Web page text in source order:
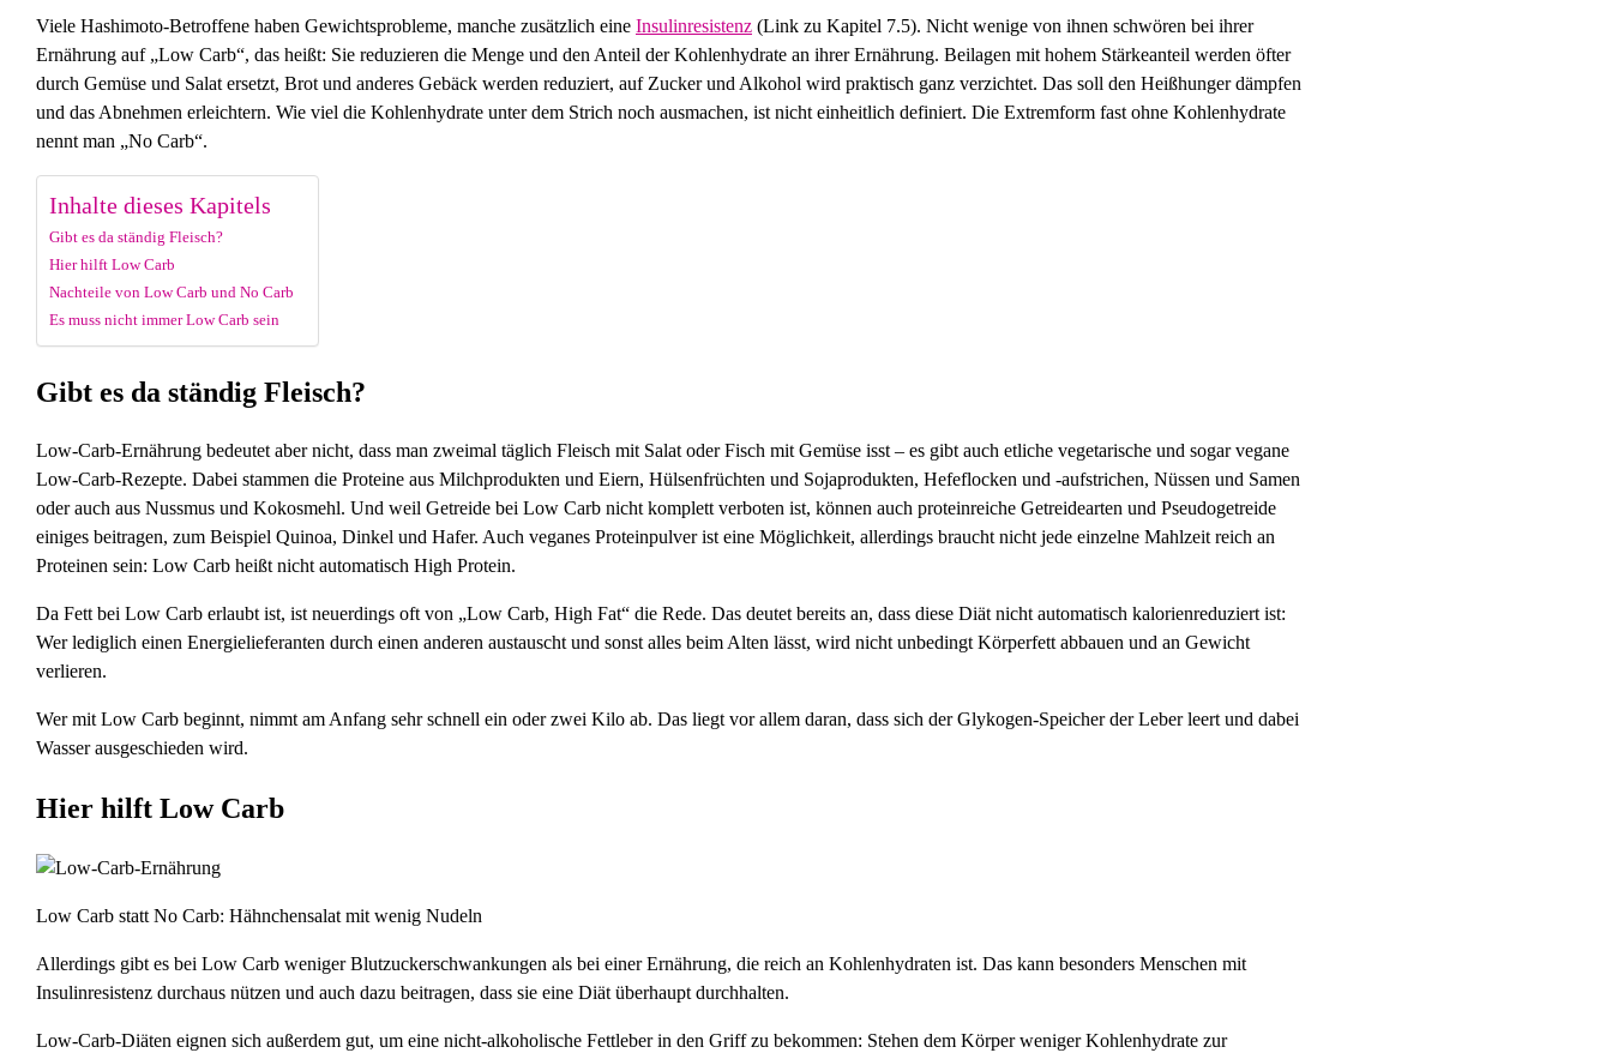
Viele Hashimoto-Betroffene haben Gewichtsprobleme, manche zusätzlich eine Insulinresistenz (Link zu Kapitel 7.5). Nicht wenige von ihnen schwören bei ihrer
Ernährung auf „Low Carb“, das heißt: Sie reduzieren die Menge und den Anteil der Kohlenhydrate an ihrer Ernährung. Beilagen mit hohem Stärkeanteil werden öfter
durch Gemüse und Salat ersetzt, Brot und anderes Gebäck werden reduziert, auf Zucker und Alkohol wird praktisch ganz verzichtet. Das soll den Heißhunger dämpfen
und das Abnehmen erleichtern. Wie viel die Kohlenhydrate unter dem Strich noch ausmachen, ist nicht einheitlich definiert. Die Extremform fast ohne Kohlenhydrate
nennt man „No Carb“.
Inhalte dieses Kapitels
Gibt es da ständig Fleisch?
Hier hilft Low Carb
Nachteile von Low Carb und No Carb
Es muss nicht immer Low Carb sein
Gibt es da ständig Fleisch?
Low-Carb-Ernährung bedeutet aber nicht, dass man zweimal täglich Fleisch mit Salat oder Fisch mit Gemüse isst – es gibt auch etliche vegetarische und sogar vegane
Low-Carb-Rezepte. Dabei stammen die Proteine aus Milchprodukten und Eiern, Hülsenfrüchten und Sojaprodukten, Hefeflocken und -aufstrichen, Nüssen und Samen
oder auch aus Nussmus und Kokosmehl. Und weil Getreide bei Low Carb nicht komplett verboten ist, können auch proteinreiche Getreidearten und Pseudogetreide
einiges beitragen, zum Beispiel Quinoa, Dinkel und Hafer. Auch veganes Proteinpulver ist eine Möglichkeit, allerdings braucht nicht jede einzelne Mahlzeit reich an
Proteinen sein: Low Carb heißt nicht automatisch High Protein.
Da Fett bei Low Carb erlaubt ist, ist neuerdings oft von „Low Carb, High Fat“ die Rede. Das deutet bereits an, dass diese Diät nicht automatisch kalorienreduziert ist:
Wer lediglich einen Energielieferanten durch einen anderen austauscht und sonst alles beim Alten lässt, wird nicht unbedingt Körperfett abbauen und an Gewicht
verlieren.
Wer mit Low Carb beginnt, nimmt am Anfang sehr schnell ein oder zwei Kilo ab. Das liegt vor allem daran, dass sich der Glykogen-Speicher der Leber leert und dabei
Wasser ausgeschieden wird.
Hier hilft Low Carb
Low Carb statt No Carb: Hähnchensalat mit wenig Nudeln
Allerdings gibt es bei Low Carb weniger Blutzuckerschwankungen als bei einer Ernährung, die reich an Kohlenhydraten ist. Das kann besonders Menschen mit
Insulinresistenz durchaus nützen und auch dazu beitragen, dass sie eine Diät überhaupt durchhalten.
Low-Carb-Diäten eignen sich außerdem gut, um eine nicht-alkoholische Fettleber in den Griff zu bekommen: Stehen dem Körper weniger Kohlenhydrate zur